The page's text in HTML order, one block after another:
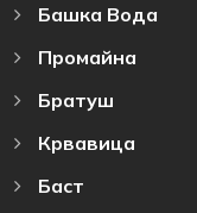
Башка Bода
Промайна
Братуш
Крвавица
Баст